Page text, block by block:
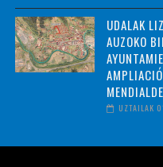
UDALAK
AUZOKO
MENDIALDE
UZTAILAK